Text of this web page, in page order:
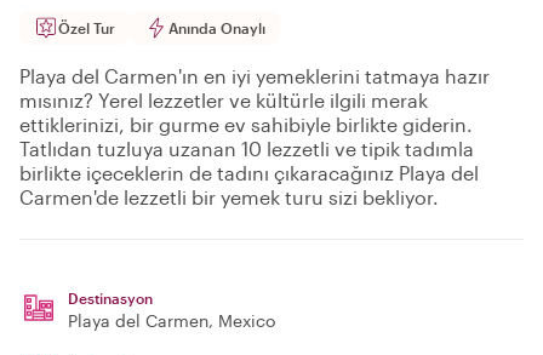
Özel Tur Anında Onaylı
Playa del Carmen'ın en iyi yemeklerini tatmaya hazır
mısınız? Yerel lezzetler ve kültürle ilgili merak
ettiklerinizi, bir gurme ev sahibiyle birlikte giderin.
Tatlıdan tuzluya uzanan 10 lezzetli ve tipik tadımla
birlikte içeceklerin de tadını çıkaracağınız Playa del
Carmen'de lezzetli bir yemek turu sizi bekliyor.
Destinasyon
Playa del Carmen, Mexico